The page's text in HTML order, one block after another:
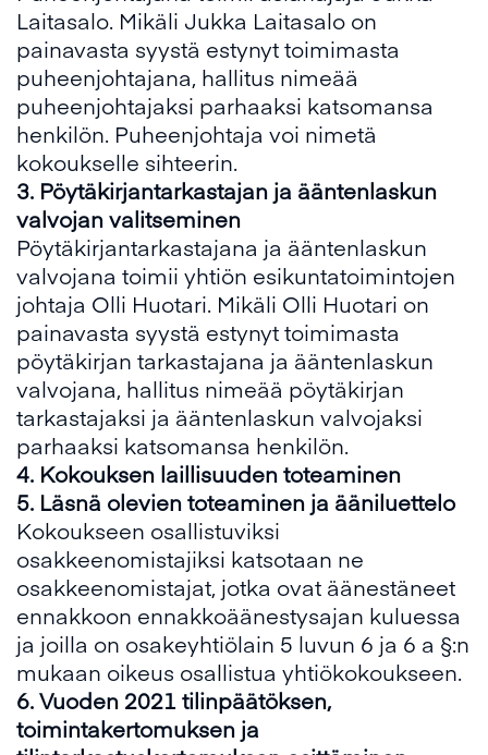
Laitasalo. Mikäli Jukka Laitasalo on
painavasta syystä estynyt toimimasta
puheenjohtajana, hallitus nimeää
puheenjohtajaksi parhaaksi katsomansa
henkilön. Puheenjohtaja voi nimetä
kokoukselle sihteerin.
3. Pöytäkirjantarkastajan ja ääntenlaskun
valvojanvalitseminen
Pöytäkirjantarkastajana ja ääntenlaskun
valvojana toimii yhtiön esikuntatoimintojen
johtaja Olli Huotari. Mikäli Olli Huotari on
painavasta syystä estynyt toimimasta
pöytäkirjan tarkastajana ja ääntenlaskun
valvojana, hallitus nimeää pöytäkirjan
tarkastajaksi ja ääntenlaskun valvojaksi
parhaaksi katsomansa henkilön.
4. Kokouksen laillisuuden toteaminen
5. Läsnä olevien toteaminen ja ääniluettelo
Kokoukseen osallistuviksi
osakkeenomistajiksi katsotaan ne
osakkeenomistajat, jotka ovat äänestäneet
ennakkoon ennakkoäänestysajan kuluessa
ja joilla on osakeyhtiölain 5 luvun 6 ja 6 a §:n
mukaan oikeus osallistua yhtiökokoukseen.
6.Vuoden 2021 tilinpäätöksen,
toimintakertomuksen ja